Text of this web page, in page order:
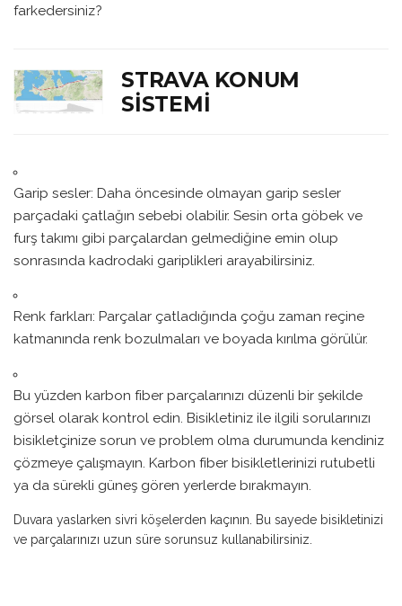
farkedersiniz?
STRAVA KONUM
SISTEMI
Garip sesler: Daha öncesinde olmayan garip sesler
parçadaki çatlağın sebebi olabilir. Sesin orta göbek ve
furş takımı gibi parçalardan gelmediğine emin olup
sonrasında kadrodaki gariplikleri arayabilirsiniz.
Renk farkları: Parçalar çatladığında çoğu zaman reçine
katmanında renk bozulmaları ve boyada kırılma görülür.
Bu yüzden karbon fiber parçalarınızı düzenli bir şekilde
görsel olarak kontrol edin. Bisikletiniz ile ilgili sorularınızı
bisikletçinize sorun ve problem olma durumunda kendiniz
çözmeye çalışmayın. Karbon fiber bisikletlerinizi rutubetli
ya da sürekli güneş gören yerlerde bırakmayın.
Duvara yaslarken sivri köşelerden kaçının. Bu sayede bisikletinizi
ve parçalarınızı uzun süre sorunsuz kullanabilirsiniz.